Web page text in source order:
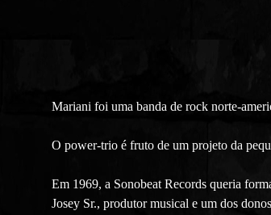
Mariani foi uma banda de rock norte-
O power-trio é fruto de um projeto da
Em 1969, a Sonobeat Records queria
Josey Sr., produtor musical e um dos